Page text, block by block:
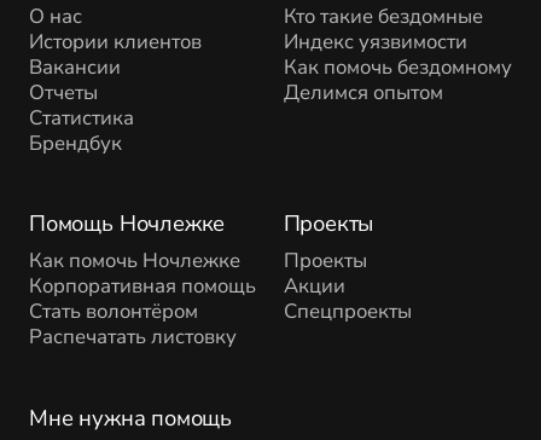
О нас
Истории клиентов
Вакансии
Отчеты
Статистика
Брендбук
Помощь Ночлежке
Как помочь Ночлежке
Корпоративная помощь
Стать волонтёром
Распечатать листовку
Проекты
Проекты
Акции
Спецпроекты
Кто такие бездомные
Индекс уязвимости
Как помочь бездомному
Делимся опытом
Мне нужна помощь